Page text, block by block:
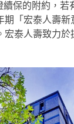
保的附約，
「宏泰人壽
宏泰人壽致力